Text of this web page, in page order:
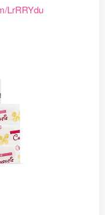
LrRRYdu